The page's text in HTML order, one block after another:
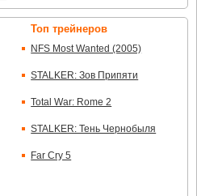
Топ трейнеров
NFS Most Wanted (2005)
STALKER: Зов Припяти
Total War: Rome 2
STALKER: Тень Чернобыля
Far Cry 5